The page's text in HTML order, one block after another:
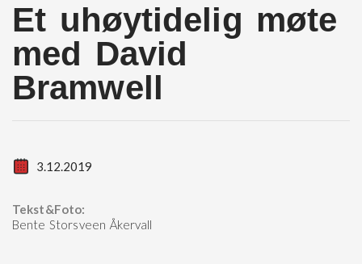
Et uhøytidelig møte
med David
Bramwell
3.12.2019
Tekst&Foto:
Bente Storsveen Åkervall